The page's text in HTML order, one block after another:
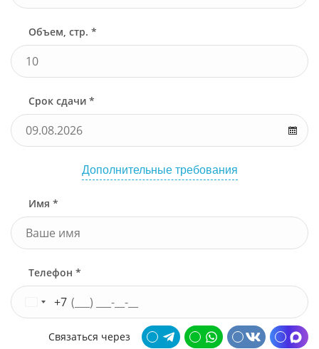
Объем, стр. *
Срок сдачи *
Дополнительные требования
Имя *
Телефон *
+7
Связаться через